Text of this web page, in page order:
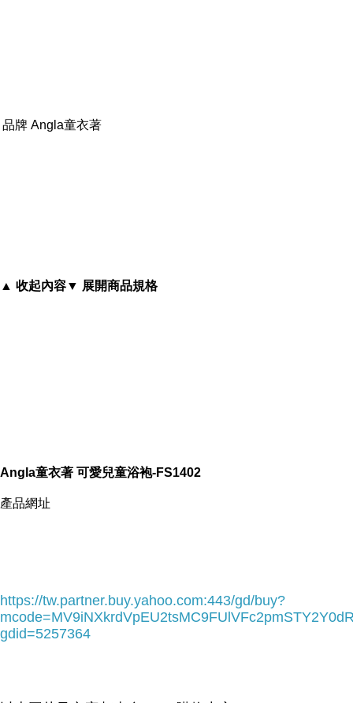
品牌 Angla童衣著
▲ 收起內容▼ 展開商品規格
Angla童衣著 可愛兒童浴袍-FS1402
產品網址
https://tw.partner.buy.yahoo.com:443/gd/buy?
gdid=5257364